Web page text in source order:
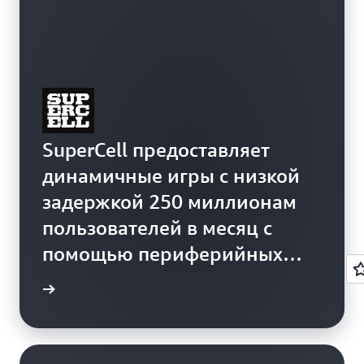
SuperCell предоставляет
динамичные игры с низкой
задержкой 250 миллионам
пользователей в месяц с
помощью периферийных
сервисов AWS